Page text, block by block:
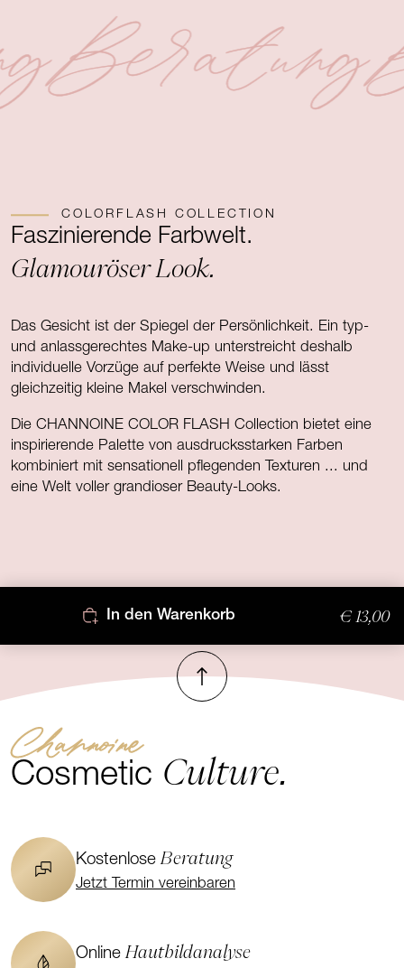
Beratung
COLORFLASH COLLECTION
Faszinierende Farbwelt.
Glamouröser Look.
Das Gesicht ist der Spiegel der Persönlichkeit. Ein typ-
und anlassgerechtes Make-up unterstreicht deshalb
individuelle Vorzüge auf perfekte Weise und lässt
gleichzeitig kleine Makel verschwinden.
Die CHANNOINE COLOR FLASH Collection bietet eine
inspirierende Palette von ausdrucksstarken Farben
kombiniert mit sensationell pflegenden Texturen ... und
eine Welt voller grandioser Beauty-Looks.
In den Warenkorb € 13,00
Nach oben
Channoine
Cosmetic Culture.
KostenloseBeratung
Jetzt Termin vereinbaren
OnlineHautbildanalyse